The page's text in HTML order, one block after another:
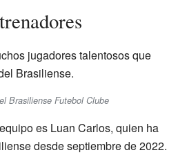
jugadores talentosos que
Brasiliense.
Brasiliense Futebol Clube
es Luan Carlos, quien ha
desde septiembre de 2022.